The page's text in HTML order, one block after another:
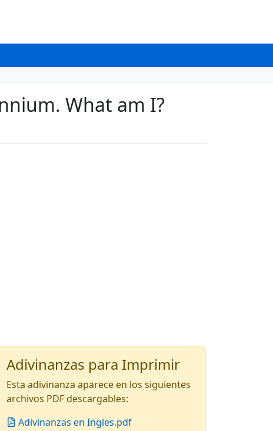
What am I?
Adivinanzas para Imprimir
Esta adivinanza aparece en los siguientes
archivos PDF descargables:
Adivinanzas en Ingles.pdf